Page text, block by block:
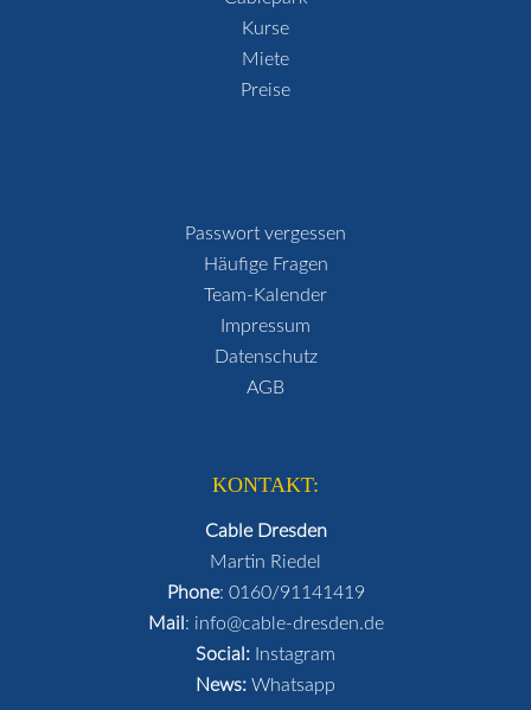
Kurse
Miete
Preise
Passwort vergessen
Häufige Fragen
Team-Kalender
Impressum
Datenschutz
AGB
KONTAKT:
Cable Dresden
Martin Riedel
Phone: 0160/91141419
Mail : info@cable-dresden.de
Social: Instagram
News: Whatsapp